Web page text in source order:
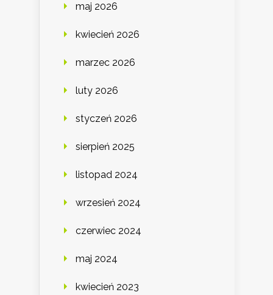
maj 2026
kwiecień 2026
marzec 2026
luty 2026
styczeń 2026
sierpień 2025
listopad 2024
wrzesień 2024
czerwiec 2024
maj 2024
kwiecień 2023